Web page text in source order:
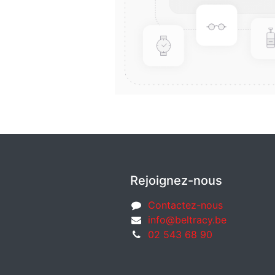
Rejoignez-nous
Contactez-nous
info@beltracy.be
02 543 68 90